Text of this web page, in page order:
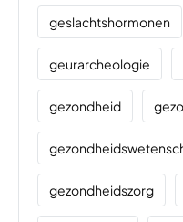
geslachtshormonen
geurarcheologie
gezondheid
gezondheidszorg